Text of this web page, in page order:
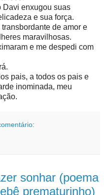
Davi enxugou suas
e sua força.
de amor e
maravilhosas.
e me despedi com
pais, a todos os pais e
inominada, meu
sonhar (poema
prematurinho)